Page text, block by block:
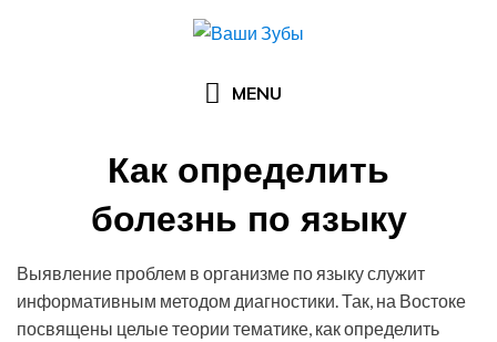
MENU
Как определить
болезнь по языку
byАрзы Умерова
15.05.2016
Выявление проблем в организме по языку служит
информативным методом диагностики. Так, на Востоке
посвящены целые теории тематике, как определить